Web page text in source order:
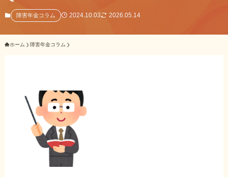
選ばれる3つの理由
初回相談料0円・受給後報酬型
サポート料金について
ご相談事例をみる
外出困難でもOK
非対面で申請できる
障害年金コラム 2024.10.03 2026.05.14
ホーム 障害年金コラム